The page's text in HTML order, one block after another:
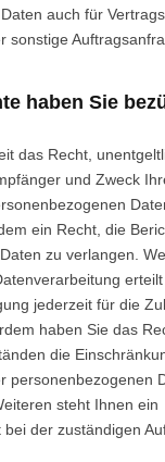
auch für
sonstige
haben Sie
das Recht,
und Zweck
ein Recht, die
zu verlangen.
jederzeit für die
haben Sie das
die
personenbezogenen
steht Ihnen ein
bei der zuständigen